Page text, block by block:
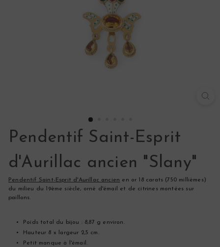
Pendentif Saint-Esprit
d'Aurillac ancien "Slany"
Pendentif Saint-Esprit d'Aurillac ancien en or 18 carats (750 millièmes)
du milieu du 19ème siècle, orné d'émail et de citrines montées sur
paillons.
Poids total du bijou : 8,87 g environ.
Hauteur 8 x largeur 2,5 cm.
Petit manque à l'émail.